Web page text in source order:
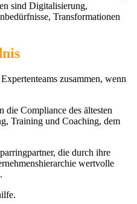
sind Digitalisierung,
Transformationen
zusammen, wenn
die Compliance des ältesten
Training und Coaching, dem
die durch ihre
wertvolle